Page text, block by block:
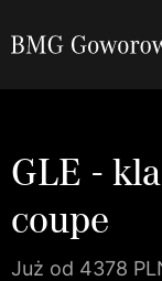
GLE -
coupe
Już od 4378